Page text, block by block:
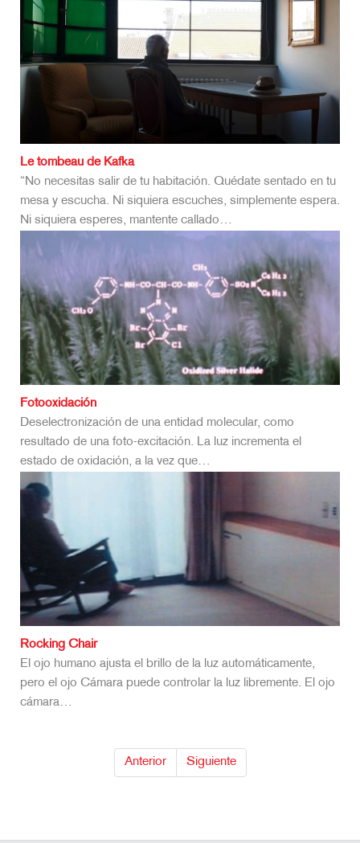
Le tombeau de Kafka
“No necesitas salir de tu habitación. Quédate sentado en tu
mesa y escucha. Ni siquiera escuches, simplemente espera.
Ni siquiera esperes, mantente callado…
Fotooxidación
Deselectronización de una entidad molecular, como
resultado de una foto-excitación. La luz incrementa el
estado de oxidación, a la vez que…
Rocking Chair
El ojo humano ajusta el brillo de la luz automáticamente,
pero el ojo Cámara puede controlar la luz libremente. El ojo
cámara…
Anterior Siguiente